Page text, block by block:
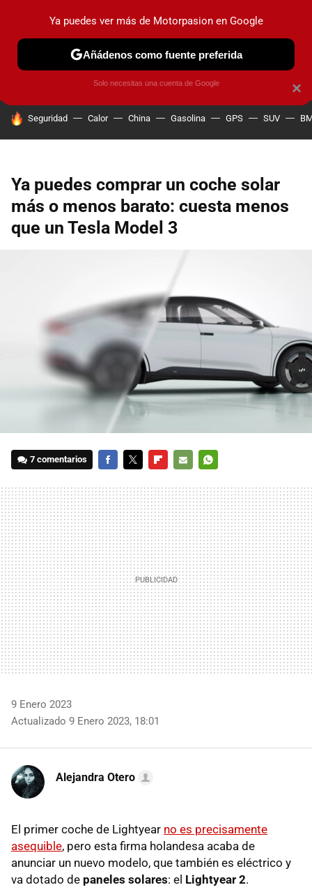
PRUEBAS COCHES ELÉCTRICOS OBSERVATORIO
HOY SE HABLA DE
Seguridad Calor China Gasolina GPS SUV
Ya puedes comprar un coche solar
más o menos barato: cuesta menos
que un Tesla Model 3
7 comentarios
MAIL
9 Enero 2023
Actualizado 9 Enero 2023, 18:01
Alejandra Otero
El primer coche de Lightyear no es precisamente
asequible, pero esta firma holandesa acaba de
anunciar un nuevo modelo, que también es eléctrico y
va dotado de paneles solares: el Lightyear 2.
×
Ya puedes ver más de Motorpasion en Google
Añádenos como fuente preferida
Solo necesitas una cuenta de Google